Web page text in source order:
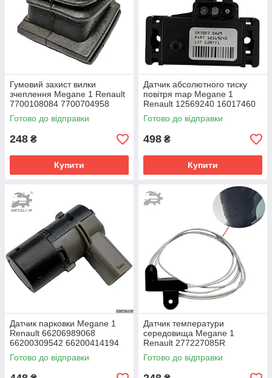
Гумовий захист вилки
зчеплення Megane 1 Renault
7700108084 7700704958
7700744013
Готово до відправки
248 ₴
Купити
Датчик абсолютного тиску
повітря map Megane 1
Renault 12569240 16017460
16137039
Готово до відправки
498 ₴
Купити
Датчик парковки Megane 1
Renault 66206989068
66200309542 66200414194
66206911834 66216938738
Готово до відправки
Датчик температури
середовища Megane 1
Renault 277227085R
Готово до відправки